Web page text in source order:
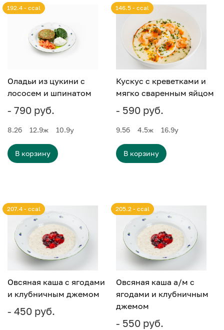
Оладьи из цукини с
лососем и шпинатом
- 790 руб.
192.4 - ccal
8.2б 12.9ж 10.9у
В корзину
Кускус с креветками и
мягко сваренным яйцом
- 590 руб.
146.5 - ccal
9.5б 4.5ж 16.9у
В корзину
Овсяная каша с ягодами
и клубничным джемом
- 450 руб.
207.4 - ccal
Овсяная каша а/м с
ягодами и клубничным
джемом
- 550 руб.
205.2 - ccal